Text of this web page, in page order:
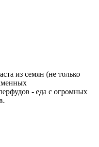
из семян (не только
- еда с огромных